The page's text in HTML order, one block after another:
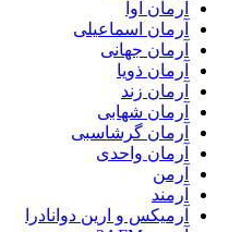
آرمان آوا
آرمان اسماعیلی
آرمان جهانی
آرمان ذویا
آرمان زند
آرمان شهابی
آرمان گرشاسبی
آرمان واحدی
آرمن
آرمند
آرمیکس و ارین دوانادرا